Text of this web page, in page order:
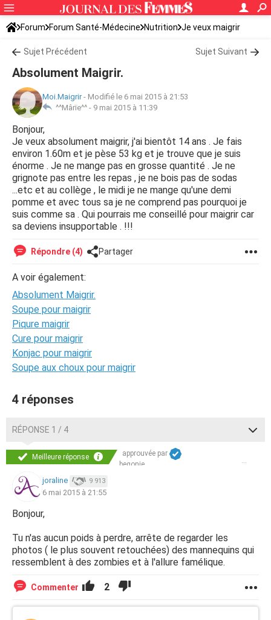
Forum Forum Santé-Médecine Nutrition Je veux maigrir
Sujet Précédent Sujet Suivant
Absolument Maigrir.
Moi.Maigrir- Modifié le 6 mai 2015 à 21:53
^^Mârïe^^ - 9 mai 2015 à 11:39
Bonjour,
Je veux absolument maigrir, j'ai bientôt 14 ans . Je fais
environ 1.60m et je pèse 53 kg et je trouve que je suis
énorme . Je ne mange pas en grosse quantité . Je ne
grignote pas entre les repas , je ne bois pas de sodas
...etc et au collège , le midi je ne mange qu'une demi
pomme et avec tous sa je ne comprend pas pourquoi je
suis comme sa . Qui pourrais me conseillé pour maigrir car
sa deviens insupportable . !!!
Répondre (4) Partager
A voir également:
Absolument Maigrir.
Soupe pour maigrir
Piqure maigrir
Cure pour maigrir
Konjac pour maigrir
Soupe aux choux pour maigrir
4 réponses
RÉPONSE 1 / 4
Meilleure réponse
approuvée par
begonie
joraline 9 913
6 mai 2015 à 21:55
Bonjour,
Tu n'as aucun poids à perdre, arrête de regarder les
photos ( le plus souvent retouchées) des mannequins qui
ressemblent à des zombies et à l'allure famélique.
Commenter 2